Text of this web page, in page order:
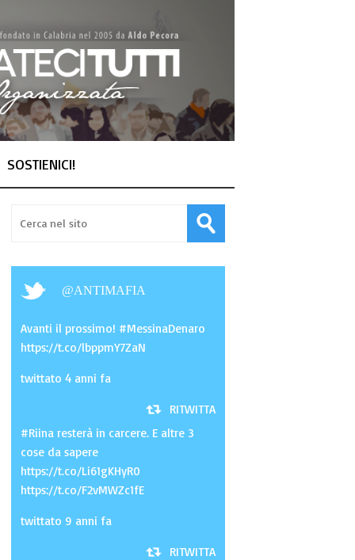
SOSTIENICI!
@ANTIMAFIA
Avanti il prossimo! #MessinaDenaro
https://t.co/lbppmY7ZaN
twittato 4 anni fa
RITWITTA
#Riina resterà in carcere. E altre 3
cose da sapere
https://t.co/Li61gKHyR0
https://t.co/F2vMWZc1fE
twittato 9 anni fa
RITWITTA